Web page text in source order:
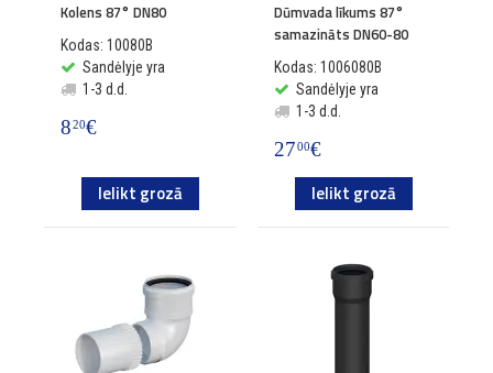
Kolens 87° DN80
Kodas: 10080B
Sandėlyje yra
1-3 d.d.
820€
Ielikt grozā
Dūmvada līkums 87°
samazināts DN60-80
Kodas: 1006080B
Sandėlyje yra
1-3 d.d.
2700€
Ielikt grozā